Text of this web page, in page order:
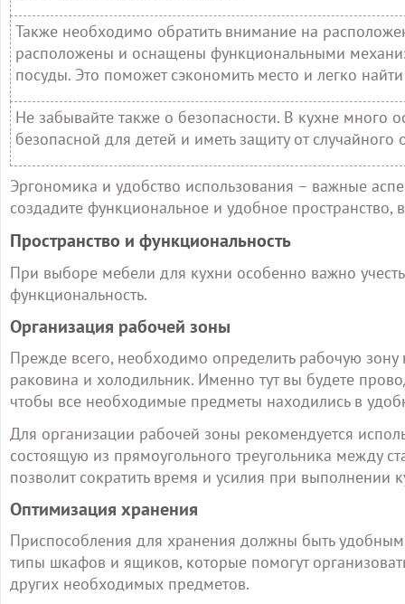
Также необходимо обратить внимание на
расположены и оснащены функциональными
посуды. Это поможет сэкономить место и легко
Не забывайте также о безопасности. В кухне много
безопасной для детей и иметь защиту от
Эргономика и удобство использования – важные
создадите функциональное и удобное пространство,
Пространство и функциональность
При выборе мебели для кухни особенно важно
функциональность.
Организация рабочей зоны
Прежде всего, необходимо определить рабочую зону
раковина и холодильник. Именно тут вы будете
чтобы все необходимые предметы находились в
Для организации рабочей зоны рекомендуется
состоящую из прямоугольного треугольника между
позволит сократить время и усилия при выполнении
Оптимизация хранения
Приспособления для хранения должны быть
типы шкафов и ящиков, которые помогут
других необходимых предметов.